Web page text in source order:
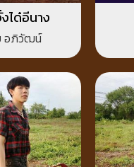
ได๋อีนาง
อภิวัฒน์